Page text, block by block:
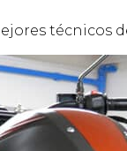
técnicos